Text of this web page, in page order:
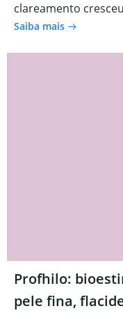
clareamento
Saiba mais
Profhilo:
pele fina,